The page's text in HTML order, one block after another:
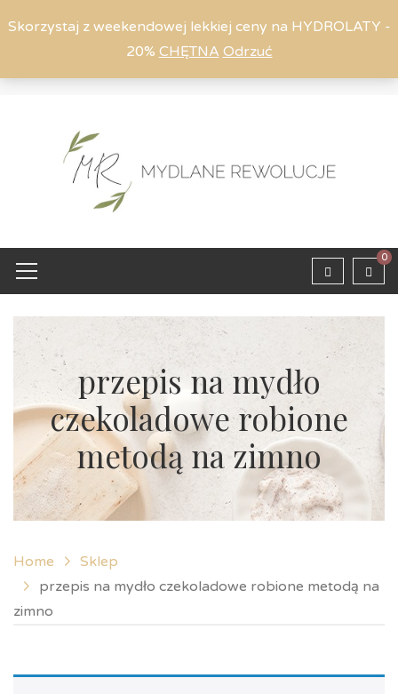
Skorzystaj z weekendowej lekkiej ceny na HYDROLATY -
20% CHĘTNA Odrzuć
0
przepis na mydło
czekoladowe robione
metodą na zimno
Home
Sklep
przepis na mydło czekoladowe robione metodą na
zimno